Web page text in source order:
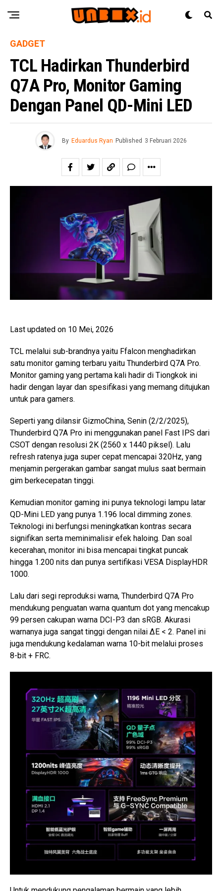
GADGET
TCL Hadirkan Thunderbird
Q7A Pro, Monitor Gaming
Dengan Panel QD-Mini LED
By Eduardus Ryan Published 3 Februari 2026
Last updated on 10 Mei, 2026
TCL melalui sub-brandnya yaitu Ffalcon menghadirkan
satu monitor gaming terbaru yaitu Thunderbird Q7A Pro.
Monitor gaming yang pertama kali hadir di Tiongkok ini
hadir dengan layar dan spesifikasi yang memang ditujukan
untuk para gamers.
Seperti yang dilansir GizmoChina, Senin (2/2/2025),
Thunderbird Q7A Pro ini menggunakan panel Fast IPS dari
CSOT dengan resolusi 2K (2560 x 1440 piksel). Lalu
refresh ratenya juga super cepat mencapai 320Hz, yang
menjamin pergerakan gambar sangat mulus saat bermain
gim berkecepatan tinggi.
Kemudian monitor gaming ini punya teknologi lampu latar
QD-Mini LED yang punya 1.196 local dimming zones.
Teknologi ini berfungsi meningkatkan kontras secara
signifikan serta meminimalisir efek haloing. Dan soal
kecerahan, monitor ini bisa mencapai tingkat puncak
hingga 1.200 nits dan punya sertifikasi VESA DisplayHDR
1000.
Lalu dari segi reproduksi warna, Thunderbird Q7A Pro
mendukung penguatan warna quantum dot yang mencakup
99 persen cakupan warna DCI-P3 dan sRGB. Akurasi
warnanya juga sangat tinggi dengan nilai ΔE < 2. Panel ini
juga mendukung kedalaman warna 10-bit melalui proses
8-bit + FRC.